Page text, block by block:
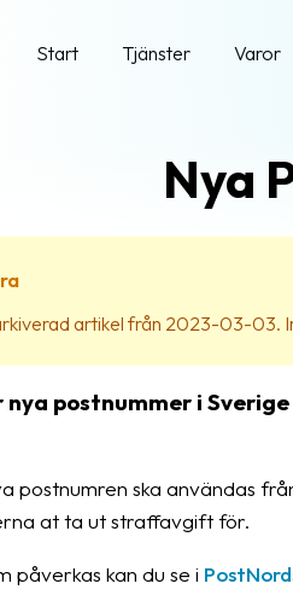
Start Tjänster Varor
Nya
artikel från 2023-03-03.
postnummer i
postnumren ska användas
at ta ut straffavgift för.
påverkas kan du se i